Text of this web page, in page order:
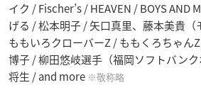
イク / Fischer’s / HEAVEN / BOYS AND
げる / 松本明子 / 矢口真里、藤本美貴（
ももいろクローバーZ / ももくろちゃん
博子 / 柳田悠岐選手（福岡ソフトバン
将生 / and more ※敬称略